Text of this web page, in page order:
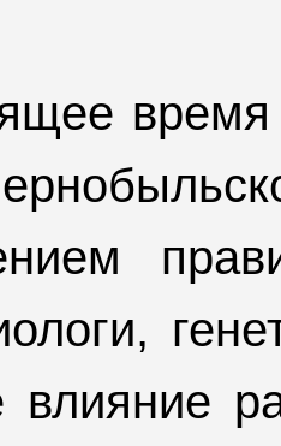
время
влияние